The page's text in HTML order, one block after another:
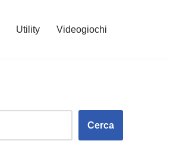
Utility Videogiochi
Cerca